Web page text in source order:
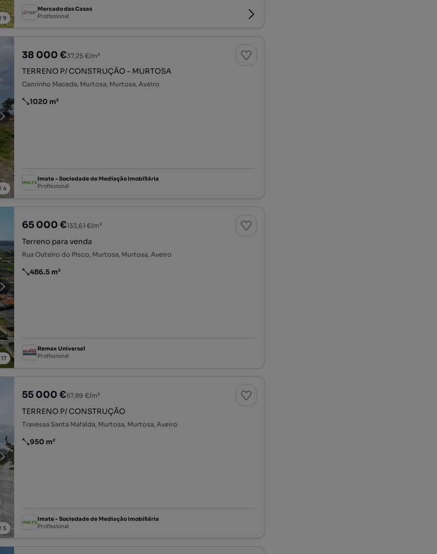
9
Mercado das Casas
Profissional
4
38 000 €37,25 €/m²
TERRENO P/ CONSTRUÇÃO - MURTOSA
Caminho Maceda, Murtosa, Murtosa, Aveiro
Preço por metro quadrado
1020 m²
Imate - Sociedade de Mediação Imobiliária
Profissional
17
65 000 €133,61 €/m²
Terreno para venda
Rua Outeiro do Pisco, Murtosa, Murtosa, Aveiro
Preço por metro quadrado
486.5 m²
Remax Universal
Profissional
5
55 000 €57,89 €/m²
TERRENO P/ CONSTRUÇÃO
Travessa Santa Mafalda, Murtosa, Murtosa, Aveiro
Preço por metro quadrado
950 m²
Imate - Sociedade de Mediação Imobiliária
Profissional